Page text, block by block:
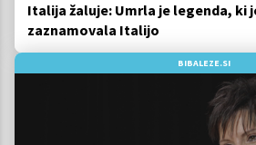
Italija žaluje: Umrla je legenda, ki
zaznamovala Italijo
BIBALEZE.SI